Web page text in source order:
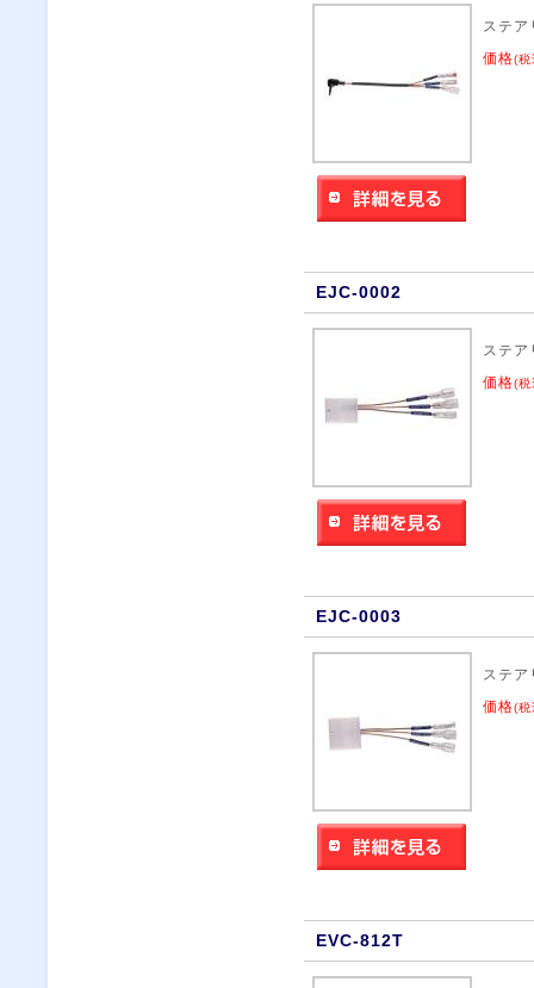
ステ
価格(税
EJC-0002
ステ
価格(税
EJC-0003
ステ
価格(税
EVC-812T